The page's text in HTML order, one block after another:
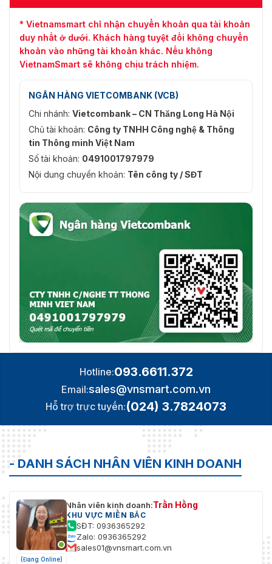
* Vietnamsmart chỉ nhận chuyển khoản qua tài khoản
duy nhất ở dưới. Khách hàng tuyệt đối không chuyển
khoản vào những tài khoản khác. Nếu không
VietnamSmart sẽ không chịu trách nhiệm.
NGÂN HÀNG VIETCOMBANK (VCB)
Chi nhánh: Vietcombank – CN Thăng Long Hà Nội
Chủ tài khoản: Công ty TNHH Công nghệ & Thông
tin Thông minh Việt Nam
Số tài khoản: 0491001797979
Nội dung chuyển khoản: Tên công ty / SĐT
Hotline:093.6611.372
Email:sales@vnsmart.com.vn
Hỗ trợ trực tuyến:(024) 3.7824073
- DANH SÁCH NHÂN VIÊN KINH DOANH
(Đang Online)
Nhân viên kinh doanh:Trần Hồng
KHU VỰC MIỀN BẮC
SĐT: 0936365292
Zalo: 0936365292
sales01@vnsmart.com.vn